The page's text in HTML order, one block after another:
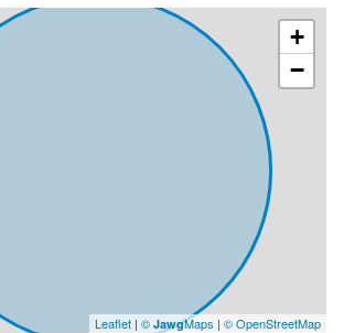
388 m²
+
−
Leaflet | © JawgMaps | © OpenStreetMap